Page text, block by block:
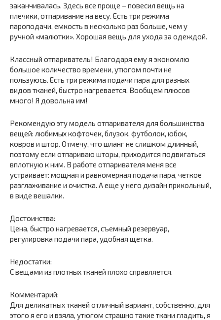
заканчивалась. Здесь все проще – повесил вещь на
плечики, отпаривание на весу. Есть три режима
пароподачи, емкость в несколько раз больше, чем у
ручной «малютки». Хорошая вещь для ухода за одеждой.
Классный отпариватель! Благодаря ему я экономлю
большое количество времени, утюгом почти не
пользуюсь. Есть три режима подачи пара для разных
видов тканей, быстро нагревается. Вообщем плюсов
много! Я довольна им!
Рекомендую эту модель отпаривателя для большинства
вещей: любимых кофточек, блузок, футболок, юбок,
ковров и штор. Отмечу, что шланг не слишком длинный,
поэтому если отпариваю шторы, приходится подвигаться
вплотную к ним. В работе отпаривателя меня все
устраивает: мощная и равномерная подача пара, четкое
разглаживание и очистка. А еще у него дизайн прикольный,
в виде вешалки.
Достоинства:
Цена, быстро нагревается, съемный резервуар,
регулировка подачи пара, удобная щетка.
Недостатки:
С вещами из плотных тканей плохо справляется.
Комментарий:
Для деликатных тканей отличный вариант, собственно, для
этого я его и взяла, утюгом страшно такие ткани гладить, я